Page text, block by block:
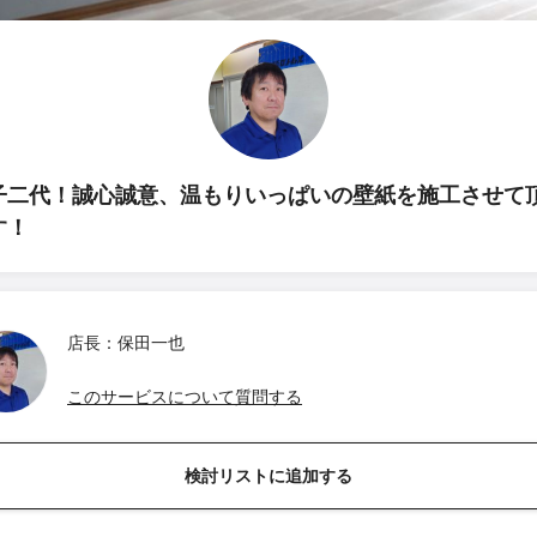
二代！誠心誠意、温もりいっぱいの壁紙を施工させて
店長：保田一也
このサービスについて質問する
検討リストに追加する